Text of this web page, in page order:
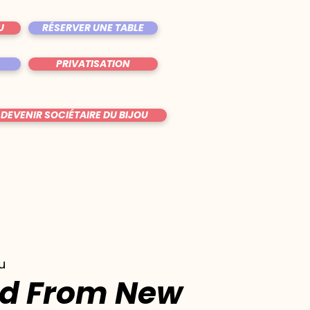
RÉSERVER UNE TABLE
PRIVATISATION
DEVENIR SOCIÉTAIRE DU BIJOU
From New